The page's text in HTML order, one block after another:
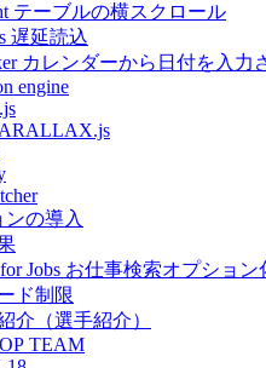
テーブルの横スクロール
遅延読込
カレンダーから日付を入力
engine
の導入
Jobs お仕事検索オプション
ド制限
介（選手紹介）
TEAM